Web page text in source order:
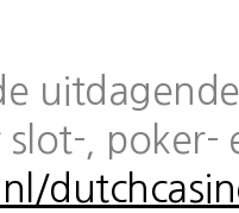
slot-,